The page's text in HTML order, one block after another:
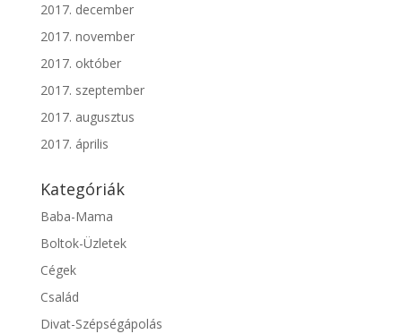
2017. december
2017. november
2017. október
2017. szeptember
2017. augusztus
2017. április
Kategóriák
Baba-Mama
Boltok-Üzletek
Cégek
Család
Divat-Szépségápolás